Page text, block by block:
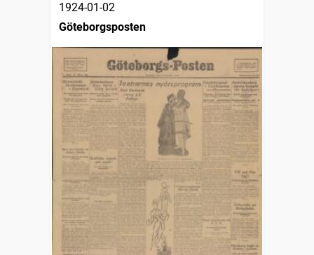
1924-01-02
Göteborgsposten